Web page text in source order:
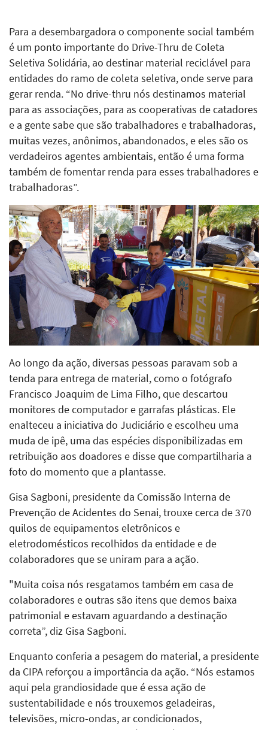
Para a desembargadora o componente social também
é um ponto importante do Drive-Thru de Coleta
Seletiva Solidária, ao destinar material reciclável para
entidades do ramo de coleta seletiva, onde serve para
gerar renda. “No drive-thru nós destinamos material
para as associações, para as cooperativas de catadores
e a gente sabe que são trabalhadores e trabalhadoras,
muitas vezes, anônimos, abandonados, e eles são os
verdadeiros agentes ambientais, então é uma forma
também de fomentar renda para esses trabalhadores e
trabalhadoras”.
Ao longo da ação, diversas pessoas paravam sob a
tenda para entrega de material, como o fotógrafo
Francisco Joaquim de Lima Filho, que descartou
monitores de computador e garrafas plásticas. Ele
enalteceu a iniciativa do Judiciário e escolheu uma
muda de ipê, uma das espécies disponibilizadas em
retribuição aos doadores e disse que compartilharia a
foto do momento que a plantasse.
Gisa Sagboni, presidente da Comissão Interna de
Prevenção de Acidentes do Senai, trouxe cerca de 370
quilos de equipamentos eletrônicos e
eletrodomésticos recolhidos da entidade e de
colaboradores que se uniram para a ação.
"Muita coisa nós resgatamos também em casa de
colaboradores e outras são itens que demos baixa
patrimonial e estavam aguardando a destinação
correta”, diz Gisa Sagboni.
Enquanto conferia a pesagem do material, a presidente
da CIPA reforçou a importância da ação. “Nós estamos
aqui pela grandiosidade que é essa ação de
sustentabilidade e nós trouxemos geladeiras,
televisões, micro-ondas, ar condicionados,